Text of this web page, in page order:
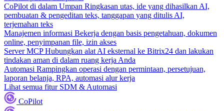
CoPilot di dalam Umpan Ringkasan utas, ide yang dihasilkan AI,
pembuatan & pengeditan teks, tanggapan yang ditulis AI,
terjemahan teks
Manajemen informasi Bekerja dengan basis pengetahuan, dokumen
online, penyimpanan file, izin akses
Server MCP Hubungkan alat AI eksternal ke Bitrix24 dan lakukan
tindakan aman di dalam ruang kerja Anda
Automasi Rampingkan operasi dengan permintaan, persetujuan,
laporan belanja, RPA, automasi alur kerja
Lihat semua fitur SDM & Automasi
CoPilot